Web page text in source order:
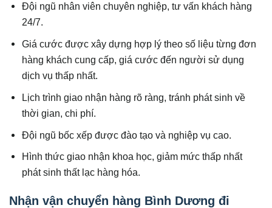
Đội ngũ nhân viên chuyên nghiệp, tư vấn khách hàng
24/7.
Giá cước được xây dựng hợp lý theo số liệu từng đơn
hàng khách cung cấp, giá cước đến người sử dụng
dịch vụ thấp nhất.
Lịch trình giao nhận hàng rõ ràng, tránh phát sinh về
thời gian, chi phí.
Đội ngũ bốc xếp được đào tạo và nghiệp vụ cao.
Hình thức giao nhận khoa học, giảm mức thấp nhất
phát sinh thất lạc hàng hóa.
Nhận vận chuyển hàng Bình Dương đi